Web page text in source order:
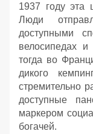
1937 году эта
Люди
доступными
велосипедах
тогда во
дикого
стремительно
доступные
маркером
богачей.